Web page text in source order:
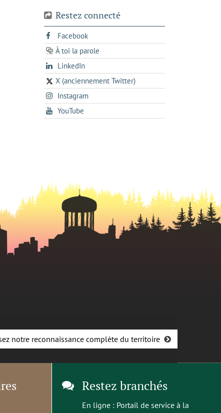
Restez connecté
Facebooks'ouvre
dans
un
onglet
À toi la parole
opens
in
a
new
tab
LinkedInopens
in
a
new
X (anciennement Twitter)
s'ouvre
dans
un
nouvel
Instagrams'ouvre
dans
un
YouTubes'ouvre
dans
notre reconnaissance complète du territoire
Restez branchés
En ligne : Portail de service à la